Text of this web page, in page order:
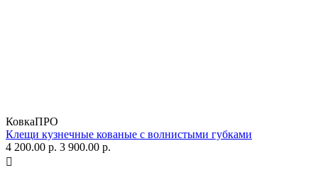
КовкаПРО
Клещи кузнечные кованые с волнистыми губками
4 200.00 р. 3 900.00 р.
